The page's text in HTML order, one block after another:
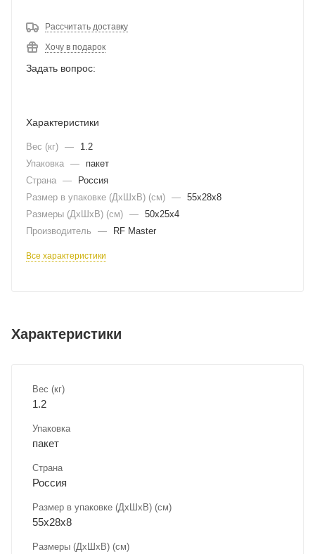
Рассчитать доставку
Хочу в подарок
Задать вопрос:
Характеристики
Вес (кг) —
1.2
Упаковка —
пакет
Страна —
Россия
Размер в упаковке (ДхШxВ) (см) — 55х28х8
Размеры (ДxШxВ) (см) — 50х25х4
Производитель
— RF Master
Все характеристики
Характеристики
Вес (кг)
1.2
Упаковка
пакет
Страна
Россия
Размер в упаковке (ДхШxВ) (см)
55х28х8
Размеры (ДxШxВ) (см)